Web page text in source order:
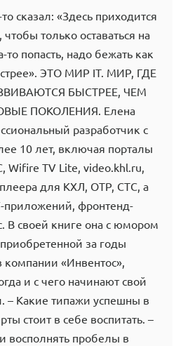
сказал: «Здесь приходится
чтобы только оставаться на
то попасть, надо бежать как
ЭТО МИР IT. МИР, ГДЕ
БЫСТРЕЕ, ЧЕМ
ПОКОЛЕНИЯ. Елена
разработчик с
10 лет, включая порталы
Wifire TV Lite, video.khl.ru,
для КХЛ, ОТР, СТС, а
приложений, фронтенд-
В своей книге она с юмором
за годы
компании «Инвентос»,
и с чего начинают свой
– Какие типажи успешны в
стоит в себе воспитать. –
восполнять пробелы в